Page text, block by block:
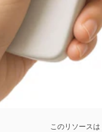
このリソースは